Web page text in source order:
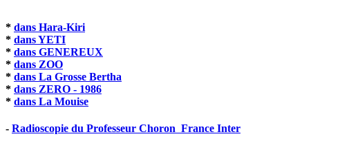
* dans Hara-Kiri
* dans YETI
* dans GENEREUX
* dans ZOO
* dans La Grosse Bertha
* dans ZERO - 1986
* dans La Mouise
- Radioscopie du Professeur Choron  France Inter